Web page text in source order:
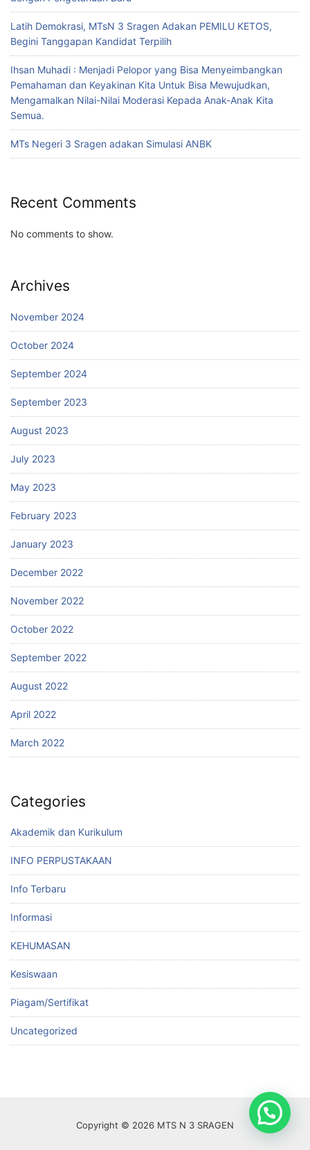
Latih Demokrasi, MTsN 3 Sragen Adakan PEMILU KETOS,
Begini Tanggapan Kandidat Terpilih
Ihsan Muhadi : Menjadi Pelopor yang Bisa Menyeimbangkan
Pemahaman dan Keyakinan Kita Untuk Bisa Mewujudkan,
Mengamalkan Nilai-Nilai Moderasi Kepada Anak-Anak Kita
Semua.
MTs Negeri 3 Sragen adakan Simulasi ANBK
Recent Comments
No comments to show.
Archives
November 2024
October 2024
September 2024
September 2023
August 2023
July 2023
May 2023
February 2023
January 2023
December 2022
November 2022
October 2022
September 2022
August 2022
April 2022
March 2022
Categories
Akademik dan Kurikulum
INFO PERPUSTAKAAN
Info Terbaru
Informasi
KEHUMASAN
Kesiswaan
Piagam/Sertifikat
Uncategorized
Copyright © 2026 MTS N 3 SRAGEN